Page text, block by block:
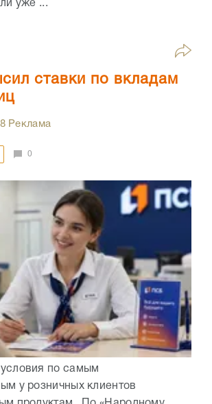
уже ...
ставки по вкладам
Реклама
0
по самым
у розничных клиентов